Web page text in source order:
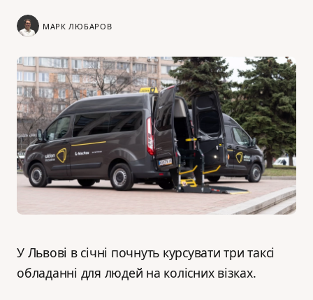
МАРК ЛЮБАРОВ
У Львові в січні почнуть курсувати три таксі
обладанні для людей на колісних візках.